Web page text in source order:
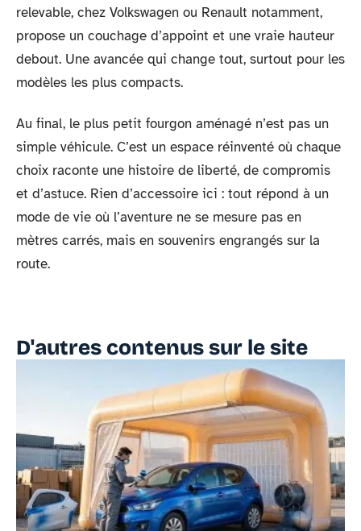
relevable, chez Volkswagen ou Renault notamment,
propose un couchage d’appoint et une vraie hauteur
debout. Une avancée qui change tout, surtout pour les
modèles les plus compacts.
Au final, le plus petit fourgon aménagé n’est pas un
simple véhicule. C’est un espace réinventé où chaque
choix raconte une histoire de liberté, de compromis
et d’astuce. Rien d’accessoire ici : tout répond à un
mode de vie où l’aventure ne se mesure pas en
mètres carrés, mais en souvenirs engrangés sur la
route.
D'autres contenus sur le site